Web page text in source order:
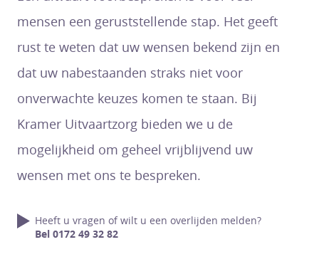
mensen een geruststellende stap. Het geeft
rust te weten dat uw wensen bekend zijn en
dat uw nabestaanden straks niet voor
onverwachte keuzes komen te staan. Bij
Kramer Uitvaartzorg bieden we u de
mogelijkheid om geheel vrijblijvend uw
wensen met ons te bespreken.
Heeft u vragen of wilt u een overlijden melden?
Bel 0172 49 32 82